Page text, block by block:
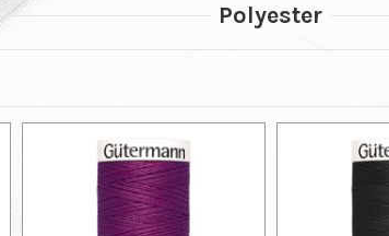
Polyester